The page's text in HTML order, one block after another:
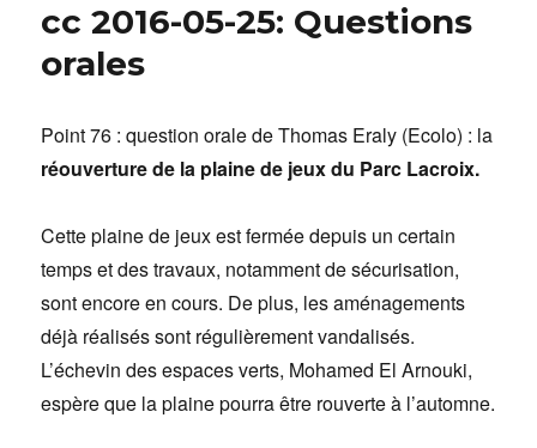
cc 2016-05-25: Questions
orales
Point 76 : question orale de Thomas Eraly (Ecolo) : la
réouverture de la plaine de jeuxdu Parc Lacroix.
Cette plaine de jeux est fermée depuis un certain
temps et des travaux, notamment de sécurisation,
sont encore en cours. De plus, les aménagements
déjà réalisés sont régulièrement vandalisés.
L’échevin des espaces verts, Mohamed El Arnouki,
espère que la plaine pourra être rouverte à l’automne.